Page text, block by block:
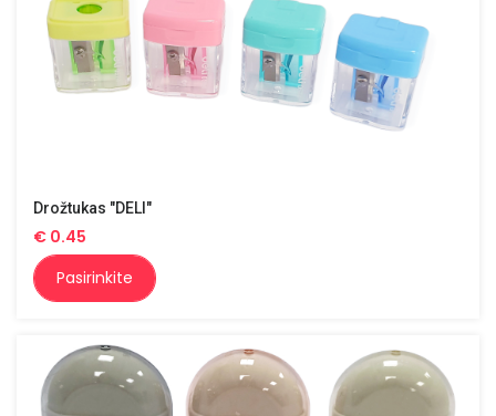
Drožtukas "DELI"
€ 0.45
Pasirinkite